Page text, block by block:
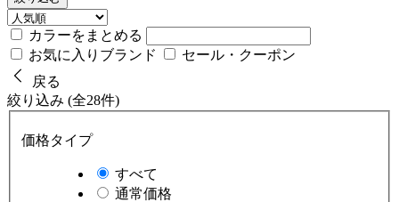
カラーをまとめる
お気に入りブランド
セール・クーポン
戻る
絞り込み (全28件)
価格タイプ
すべて
通常価格